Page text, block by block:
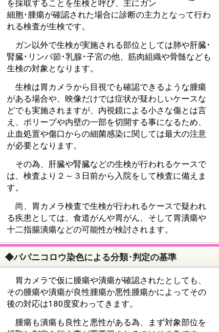
を採取することを生検と呼び、主にガン
細胞･腫瘍が確認された場合に診断の主力となって行わ
れる検査が生検です。
ガン以外で生検が実施される部位としては肺や肝臓･
腎臓･リンパ節･乳腺･子宮の他、筋肉組織や骨髄なども
生検の対象となります。
生検は胃カメラから目視でも確認できるような腫瘍
がある場合や、映像だけでは症状が疑わしいケースな
どでも実施されますが、内視鏡による小さな傷とは言
え、ポリープや内壁の一部を切開する事になるため、
止血処置や傷口からの細菌感染に関しては最大の注意
が必要となります。
その為、肝臓や腎臓などの生検が行われるケースで
は、検査より２～３日前から入院をして検査に備えま
す。
尚、胃カメラ検査で生検が行われるケースで疑われ
る疾患としては、食道がんや胃がん、そして胃潰瘍や
十二指腸潰瘍などの可能性が検討されます。
◆パパニコロウ染色による分類･判定の基準
胃カメラで仮に腫瘍や潰瘍が確認されたとしても、
その腫瘍や潰瘍が良性腫瘍か悪性腫瘍かによってその
後の対応は180度変わってきます。
腫瘍も潰瘍も良性と悪性がある為、まず対象部位を